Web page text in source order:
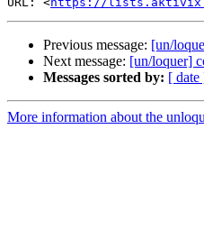
Previous message: [un/
Next message: [un/loquer]
Messages sorted by: [ date
More information about the